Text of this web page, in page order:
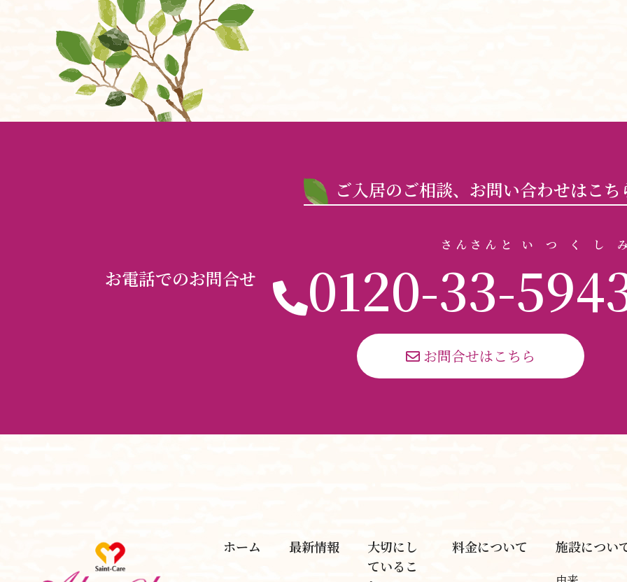
ご入居のご相談、お問い合わせはこち
お電話でのお問合せ 0120-33
さんさん
-
と いつくし
お問合せはこちら
ホーム 最新情報
大切にし
ているこ
料金について 施設につい